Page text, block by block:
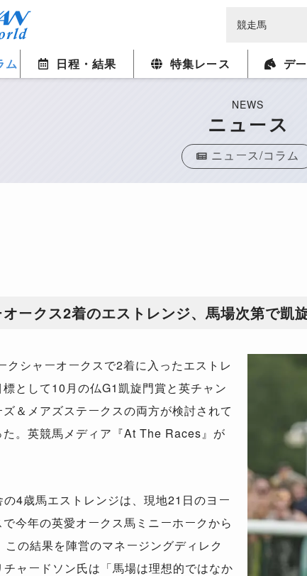
ム 日程・結果 特集レース デ
NEWS
ニュース
ニュース/コラム
ークス2着のエストレンジ、馬場次第で凱
シャーオークスで2着に入ったエストレ
として10月の仏G1凱旋門賞と英チャン
＆メアズステークスの両方が検討されて
た。英競馬メディア『At The Races』が
4歳馬エストレンジは、現地21日のヨー
今年の英愛オークス馬ミニーホークから
の結果を陣営のマネージングディレク
ャードソン氏は「馬場は理想的ではなか